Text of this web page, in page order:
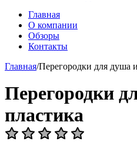
Главная
О компании
Обзоры
Контакты
Главная/Перегородки для душа
Перегородки
пластика